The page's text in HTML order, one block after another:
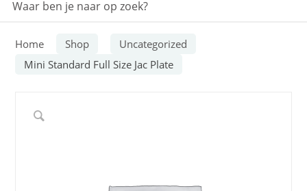
Home Shop
Uncategorized
Mini Standard Full Size Jac Plate